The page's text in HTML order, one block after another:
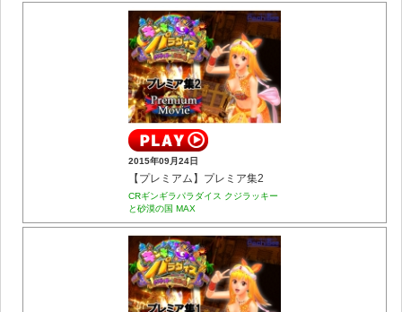
2015年09月24日
【プレミアム】プレミア集2
CRギンギラパラダイス クジラッキー
と砂漠の国 MAX